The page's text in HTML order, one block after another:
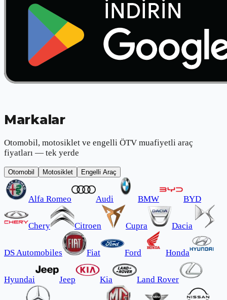
Markalar
Otomobil, motosiklet ve engelli ÖTV muafiyetli araç
fiyatları — tek yerde
Otomobil Motosiklet Engelli Araç
Alfa Romeo Audi BMW BYD
Chery Citroen Cupra Dacia
DS Automobiles Fiat Ford Honda
Hyundai Jeep Kia Land Rover